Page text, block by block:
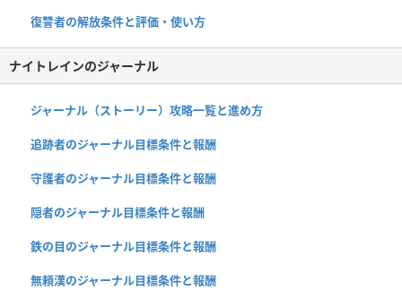
復讐者の解放条件と評価・使い方
ナイトレインのジャーナル
ジャーナル（ストーリー）攻略一覧と進め方
追跡者のジャーナル目標条件と報酬
守護者のジャーナル目標条件と報酬
隠者のジャーナル目標条件と報酬
鉄の目のジャーナル目標条件と報酬
無頼漢のジャーナル目標条件と報酬